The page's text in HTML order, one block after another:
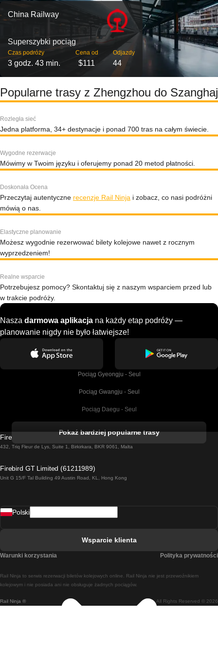
China Railway
Superszybki pociąg
Czas podróży
3 godz. 43 min.
Cena od
$111
Odjazdy
44
Popularne trasy z Zhengzhou do Szanghaj
Rozległa sieć
Jedna platforma, 34+ destynacje i ponad 700 tras na całym świecie.
Wygodne rezerwacje
Mówimy w Twoim języku i oferujemy ponad 20 metod płatności.
Doskonała Ocena
Przeczytaj autentyczne recenzje Rail Ninja i zobacz, co nasi podróżni
mówią o nas.
Elastyczne planowanie
Możesz wygodnie rezerwować bilety kolejowe nawet z rocznym
wyprzedzeniem!
Realne wsparcie
Potrzebujesz pomocy? Skontaktuj się z naszym wsparciem przed lub
w trakcie podróży.
Nasza darmowa aplikacja na każdy etap podróży —
planowanie nigdy nie było łatwiejsze!
Pociąg Gyeongju - Seul
Pociąg Gwangju - Seul
Pociąg Daegu - Seul
Pociąg Dublin - Galway
Pociąg Rzym - Neapol
Pociąg Madryt - Lizbona
Pociąg Madryt - Barcelona
Pokaż bardziej popularne trasy
Firebird GT Limited (OC 1451)
432, Triq Fleur de Lys, Suite 1, Birkirkara, BKR 9061, Malta
Firebird GT Limited (61211989)
Unit G 15/F Tal Building 49 Austin Road, KL, Hong Kong
Rail Ninja ® All Rights Reserved © 2026
Rail Ninja to serwis rezerwacji biletów kolejowych online. Rail Ninja nie jest przewoźnikiem
kolejowym i nie posiada ani nie obsługuje żadnych pociągów.
Polski
Wsparcie klienta
Warunki korzystania Polityka prywatności